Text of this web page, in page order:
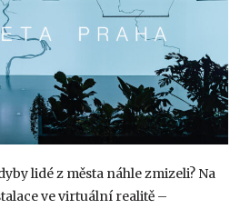
lidé z města náhle zmizeli? Na
ve virtuální realitě –